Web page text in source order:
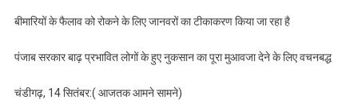
चलाई
बीमारियों के फैलाव को रोकने के लिए जानवरों का टीकाकरण किया जा रहा है
पंजाब सरकार बाढ़ प्रभावित लोगों के हुए नुकसान का पूरा मुआवजा देने के लिए वचनबद्ध
चंडीगढ़, 14 सितंबर:( आजतक आमने सामने)